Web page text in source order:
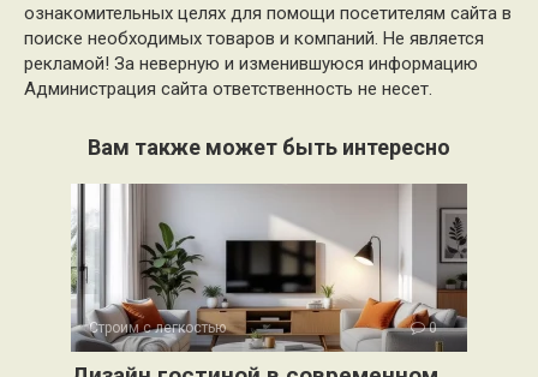
ознакомительных целях для помощи посетителям сайта в
поиске необходимых товаров и компаний. Не является
рекламой! За неверную и изменившуюся информацию
Администрация сайта ответственность не несет.
Вам также может быть интересно
Строим с легкостью 0